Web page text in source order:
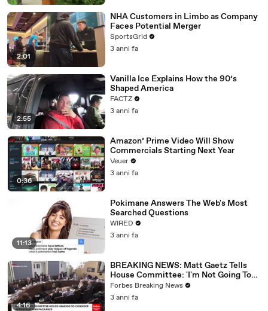
2:01
NHA Customers in Limbo as Company
Faces Potential Merger
SportsGrid
3 anni fa
2:55
Vanilla Ice Explains How the 90’s
Shaped America
FACTZ
3 anni fa
0:36
Amazon’ Prime Video Will Show
Commercials Starting Next Year
Veuer
3 anni fa
11:13
Pokimane Answers The Web's Most
Searched Questions
WIRED
3 anni fa
4:16
BREAKING NEWS: Matt Gaetz Tells
House Committee: 'I'm Not Going To
Vote For A Continuing Resolution'
Forbes Breaking News
3 anni fa